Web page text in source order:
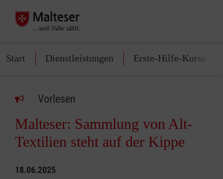
Start Dienstleistungen Erste-Hilfe-Kurse
Vorlesen
Malteser: Sammlung von Alt-
Textilien steht auf der Kippe
18.06.2025